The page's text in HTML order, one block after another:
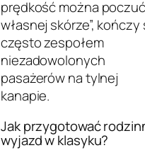
prędkość można
własnej skórze”, kończy
często zespołem
niezadowolonych
pasażerów na tylnej
kanapie.
Jak przygotować
wyjazd w klasyku?